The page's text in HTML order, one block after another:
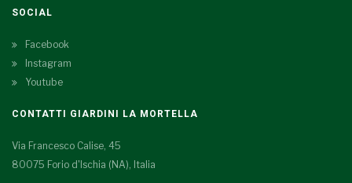
SOCIAL
Facebook
Instagram
Youtube
CONTATTI GIARDINI LA MORTELLA
Via Francesco Calise, 45
80075 Forio d'Ischia (NA), Italia